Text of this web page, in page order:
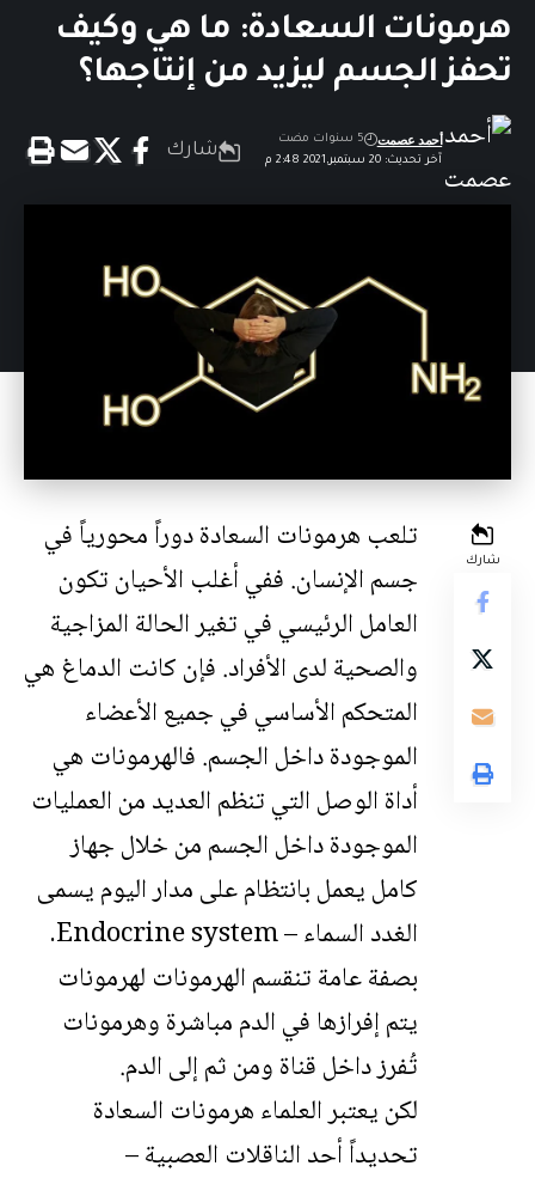
هرمونات السعادة: ما هي وكيف
تحفز الجسم ليزيد من إنتاجها؟
آخر تحديث: 20 سبتمبر,2021 2:48 م
أحمد عصمت 5 سنوات مضت
شارك
شارك
تلعب هرمونات السعادة دوراً محورياً في
جسم الإنسان. ففي أغلب الأحيان تكون
العامل الرئيسي في تغير الحالة المزاجية
والصحية لدى الأفراد. فإن كانت الدماغ هي
المتحكم الأساسي في جميع الأعضاء
الموجودة داخل الجسم. فالهرمونات هي
أداة الوصل التي تنظم العديد من العمليات
الموجودة داخل الجسم من خلال جهاز
كامل يعمل بانتظام على مدار اليوم يسمى
الغدد السماء – Endocrine system.
بصفة عامة تنقسم الهرمونات لهرمونات
يتم إفرازها في الدم مباشرة وهرمونات
تُفرز داخل قناة ومن ثم إلى الدم.
لكن يعتبر العلماء هرمونات السعادة
تحديداً أحد الناقلات العصبية –